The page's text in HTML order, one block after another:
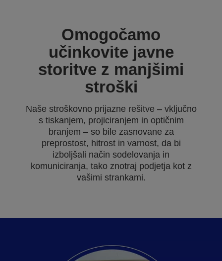
Omogočamo
učinkovite javne
storitve z manjšimi
stroški
Naše stroškovno prijazne rešitve – vključno
s tiskanjem, projiciranjem in optičnim
branjem – so bile zasnovane za
preprostost, hitrost in varnost, da bi
izboljšali način sodelovanja in
komuniciranja, tako znotraj podjetja kot z
vašimi strankami.